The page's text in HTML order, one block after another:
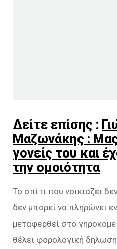
Δείτε επίσης :
Μαζωνάκης :
γονείς του και
την ομοιότητα
Το σπίτι που νοικιάζει
δεν μπορεί να πληρώνει
μεταφερθεί στο
θέλει φορολογική